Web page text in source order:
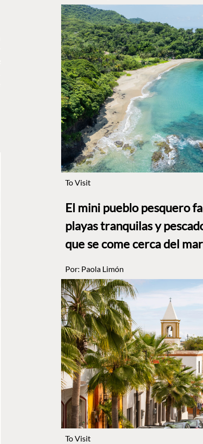
To Visit
El mini pueblo pesquero
playas tranquilas y
que se come cerca del mar
Por: Paola Limón
To Visit